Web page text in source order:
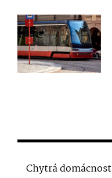
Chytrá domácnost